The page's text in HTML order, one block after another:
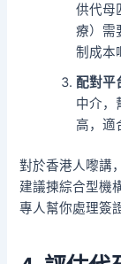
供代母
療）需
制成本
配對平
中介，
高，適
對於香港人嚟講
建議揀綜合型機
專人幫你處理簽